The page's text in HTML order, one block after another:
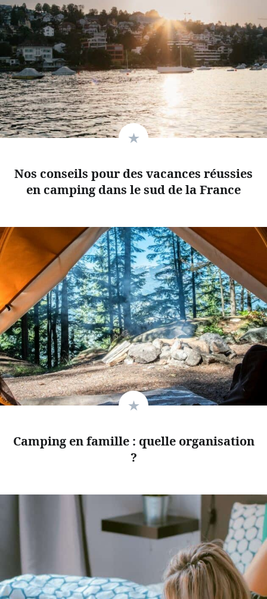
Nos conseils pour des vacances réussies
en camping dans le sud de la France
Camping en famille : quelle organisation
?